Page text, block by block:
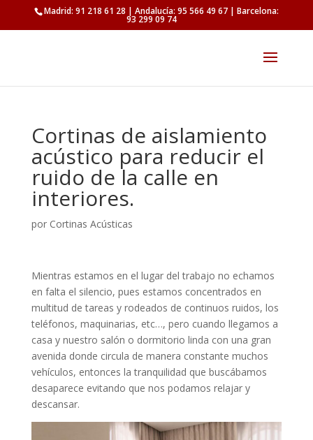
Madrid: 91 218 61 28 | Andalucía: 95 566 49 67 | Barcelona:
93 299 09 74
Cortinas de aislamiento
acústico para reducir el
ruido de la calle en
interiores.
por Cortinas Acústicas
Mientras estamos en el lugar del trabajo no echamos
en falta el silencio, pues estamos concentrados en
multitud de tareas y rodeados de continuos ruidos, los
teléfonos, maquinarias, etc…, pero cuando llegamos a
casa y nuestro salón o dormitorio linda con una gran
avenida donde circula de manera constante muchos
vehículos, entonces la tranquilidad que buscábamos
desaparece evitando que nos podamos relajar y
descansar.